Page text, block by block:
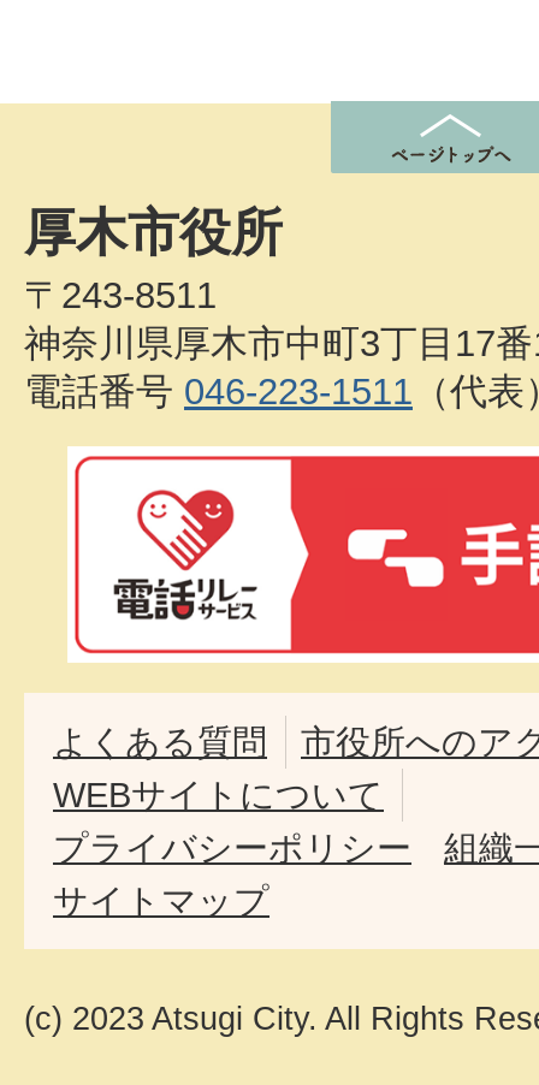
厚木市役所
〒243-8511
神奈川県厚木市中町3丁目17
電話番号 046-223-1511 （代表
よくある質問
市役所へのア
WEBサイトについて
プライバシーポリシー
組織
サイトマップ
(c) 2023 Atsugi City. All Rights